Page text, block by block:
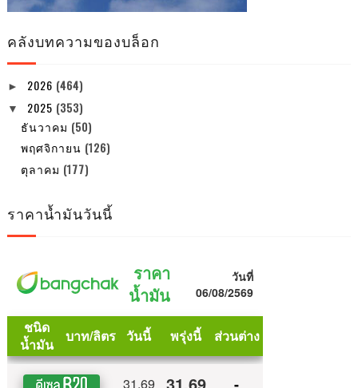
คลังบทความของบล็อก
► 2026 (464)
▼ 2025 (353)
ธันวาคม (50)
พฤศจิกายน (126)
ตุลาคม (177)
ราคาน้ำมันวันนี้